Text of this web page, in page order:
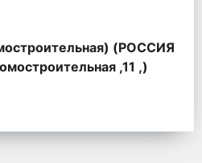
(РОССИЯ
,11 ,)